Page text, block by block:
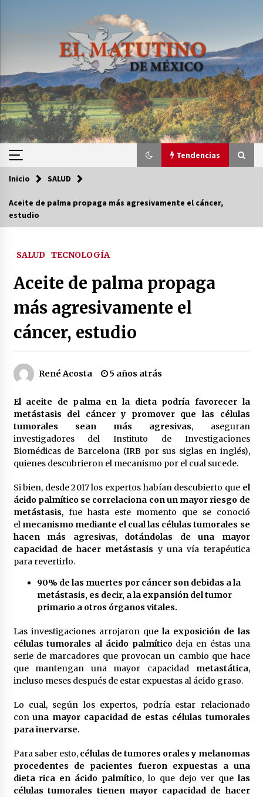
Tendencias
Tendencias
Héctor Díaz-Polanco renuncia a la presidencia
de Morena en la CDMX
SMN alerta por lluvias intensas, granizo y calor
extremo en gran parte de México
3 semanas atrás
Detienen a funcionario por presunto homicidio
del periodista Josué Martínez
3 semanas atrás
CNTE anuncia paso gratuito en peajes de CDMX
y acciones en 20 estados
2 meses atrás
Laura Itzel Castillo será la nueva secretaria de
las Mujeres, anuncia Sheinbaum
Sheinbaum descarta reunión entre CNTE y
Segob: «ya dimos nuestras propuestas»
2 meses atrás
Zar antidrogas de EE.UU.: “vamos por los
políticos mexicanos que protegen al narco”
2 meses atrás
operaciones militares entre ambos países
2 meses atrás
Trump asegura que barcos cargados de
petróleo están empezando a salir de Ormuz
2 meses atrás
Inicio SALUD
Aceite de palma propaga más agresivamente el cáncer,
estudio
SALUD TECNOLOGÍA
Aceite de palma propaga
más agresivamente el
cáncer, estudio
René Acosta 5 años atrás
El aceite de palma en la dieta podría favorecer la
metástasis del cáncer y promover que las células
tumorales sean más agresivas, aseguran
investigadores del Instituto de Investigaciones
Biomédicas de Barcelona (IRB por sus siglas en inglés),
quienes descubrieron el mecanismo por el cual sucede.
Si bien, desde 2017 los expertos habían descubierto que el
ácido palmítico se correlaciona con un mayor riesgo de
metástasis, fue hasta este momento que se conoció
el mecanismo mediante el cual las células tumorales se
hacen más agresivas,dotándolas de una mayor
capacidad de hacer metástasis y una vía terapéutica
para revertirlo.
90% de las muertes por cáncer son debidas a la
metástasis, es decir, a la expansión del tumor
primario a otros órganos vitales.
Las investigaciones arrojaron que la exposición de las
células tumorales al ácido palmíticodeja en éstas una
serie de marcadores que provocan un cambio que hace
que mantengan una mayor capacidad metastática,
incluso meses después de estar expuestas al ácido graso.
Lo cual, según los expertos, podría estar relacionado
conuna mayor capacidad de estas células tumorales
para inervarse.
Para saber esto,células de tumores orales y melanomas
procedentes de pacientes fueron expuestas a una
dieta rica en ácido palmítico, lo que dejo ver quelas
células tumorales tienen mayor capacidad de hacer